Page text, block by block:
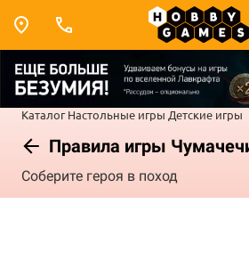
Каталог Настольные игры Детские игры
Правила игры
Соберите героя в поход